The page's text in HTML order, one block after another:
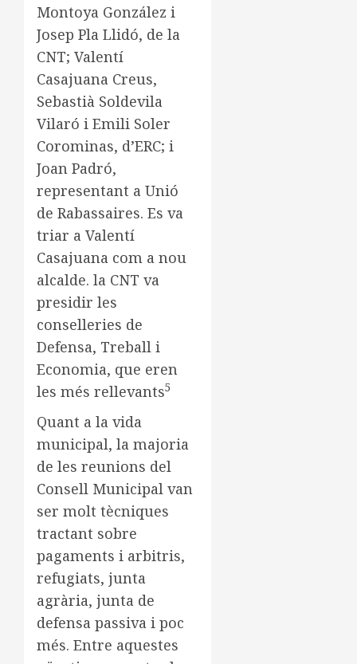
Montoya González i
Josep Pla Llidó, de la
CNT; Valentí
Casajuana Creus,
Sebastià Soldevila
Vilaró i Emili Soler
Corominas, d’ERC; i
Joan Padró,
representant a Unió
de Rabassaires. Es va
triar a Valentí
Casajuana com a nou
alcalde. la CNT va
presidir les
conselleries de
Defensa, Treball i
Economia, que eren
les més rellevants5
Quant a la vida
municipal, la majoria
de les reunions del
Consell Municipal van
ser molt tècniques
tractant sobre
pagaments i arbitris,
refugiats, junta
agrària, junta de
defensa passiva i poc
més. Entre aquestes